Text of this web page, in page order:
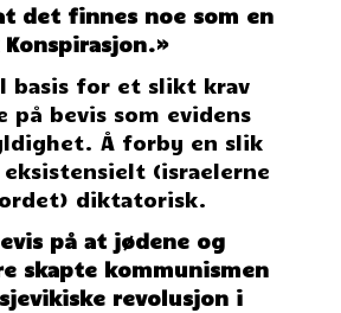
det finnes noe som en
basis for et slikt krav
på bevis som evidens
Å forby en slik
(israelerne
diktatorisk.
på at jødene og
skapte kommunismen
revolusjon i